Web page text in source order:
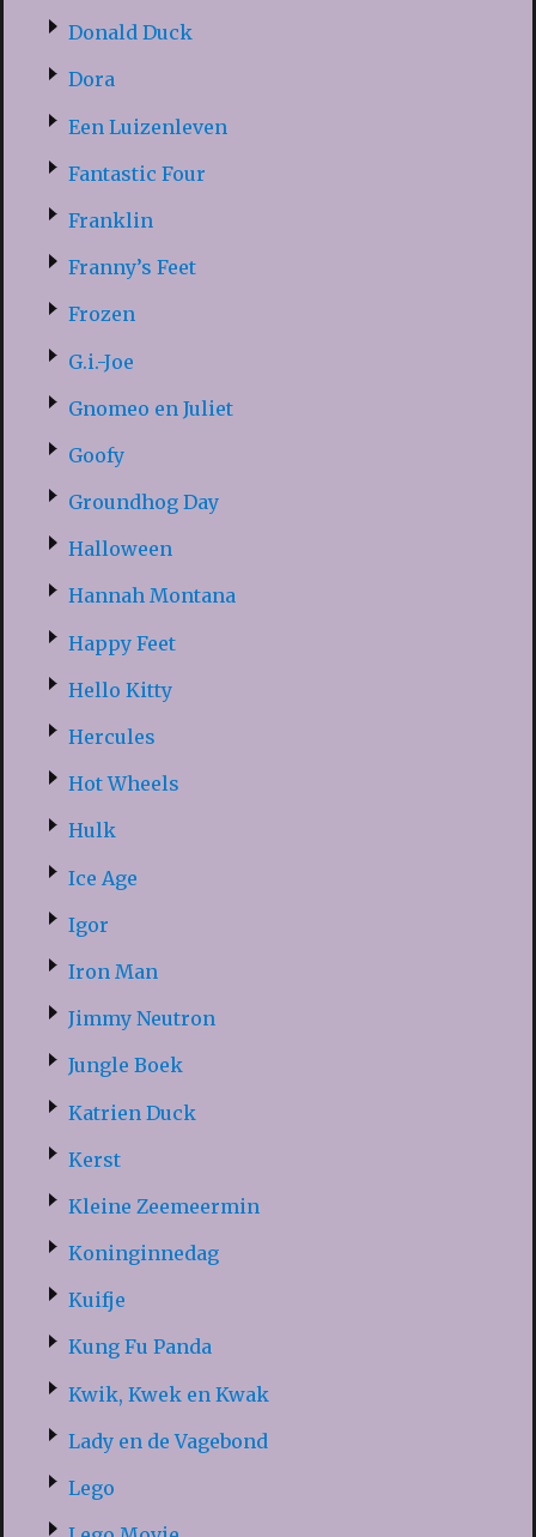
Donald Duck
Dora
Een Luizenleven
Fantastic Four
Franklin
Franny’s Feet
Frozen
G.i.-Joe
Gnomeo en Juliet
Goofy
Groundhog Day
Halloween
Hannah Montana
Happy Feet
Hello Kitty
Hercules
Hot Wheels
Hulk
Ice Age
Igor
Iron Man
Jimmy Neutron
Jungle Boek
Katrien Duck
Kerst
Kleine Zeemeermin
Koninginnedag
Kuifje
Kung Fu Panda
Kwik, Kwek en Kwak
Lady en de Vagebond
Lego